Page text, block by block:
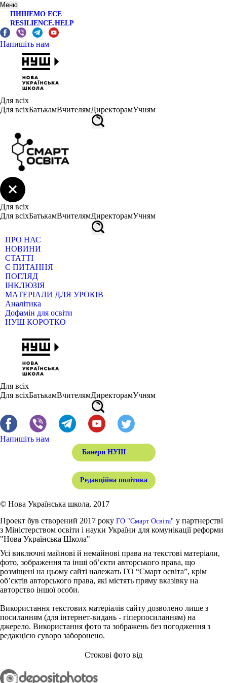
Меню
ПИШЕМО ЕСЕ
RESILIENCE.HELP
Напишіть нам
Для всіх
Для всіхБатькамВчителямДиректорамУчням
Для всіх
Для всіхБатькамВчителямДиректорамУчням
ПРО НАС
НОВИНИ
СТАТТІ
Є ПИТАННЯ
ПОГЛЯД
ІНКЛЮЗІЯ
МАТЕРІАЛИ ДЛЯ УРОКІВ
Аналітика
Дофамін для освіти
НУШ КОРОТКО
Для всіх
Для всіхБатькамВчителямДиректорамУчням
Напишіть нам
Банери НУШ
Редакційна політика
© Нова Українська школа, 2017
Проект був створений 2017 року ГО "Смарт Освіта" у партнерстві
з Міністерством освіти і науки України для комунікації реформи
"Нова Українська Школа"
Усі виключні майнові й немайнові права на текстові матеріали,
фото, зображення та інші об’єкти авторського права, що
розміщені на цьому сайті належать ГО “Смарт освіта”, крім
об’єктів авторського права, які містять пряму вказівку на
авторство іншої особи.
Використання текстових матеріалів сайту дозволено лише з
посиланням (для інтернет-видань - гіперпосиланням) на
джерело. Використання фото та зображень без погодження з
редакцією суворо заборонено.
Стокові фото від